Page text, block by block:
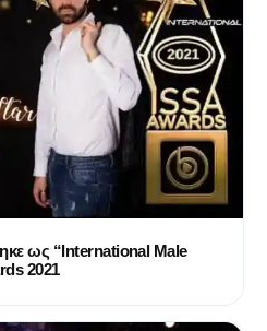
ως “International Male
2021